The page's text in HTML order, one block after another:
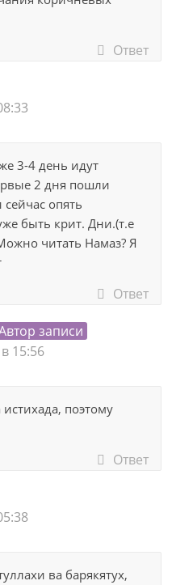
Ответ
3-4 день идут
2 дня пошли
опять
быть крит. Дни.(т.е
читать Намаз? Я
Ответ
записи
15:56
поэтому
Ответ
ва барякятух,